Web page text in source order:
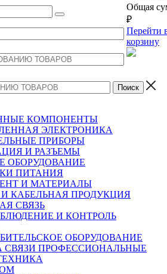
Общая
₽
Перейти
корзину
КОМПОНЕНТЫ
ЭЛЕКТРОНИКА
ПРИБОРЫ
И РАЗЪЕМЫ
ОБОРУДОВАНИЕ
ПИТАНИЯ
И МАТЕРИАЛЫ
КАБЕЛЬНАЯ ПРОДУКЦИЯ
СВЯЗЬ
И КОНТРОЛЬ
ОБОРУДОВАНИЕ
СВЯЗИ ПРОФЕССИОНАЛЬНЫЕ